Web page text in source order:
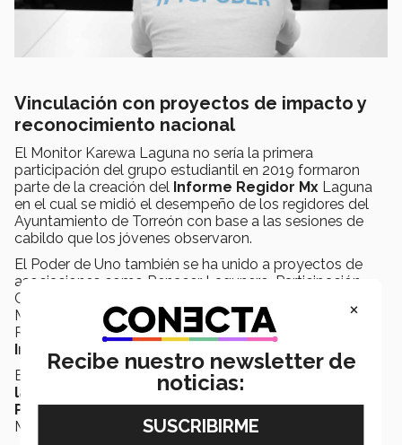
Vinculación con proyectos de impacto y
reconocimiento nacional
El Monitor Karewa Laguna no sería la primera
participación del grupo estudiantil en 2019 formaron
parte de la creación del Informe Regidor Mx Laguna
en el cual se midió el desempeño de los regidores del
Ayuntamiento de Torreón con base a las sesiones de
cabildo que los jóvenes observaron.
El Poder de Uno también se ha unido a proyectos de
asociaciones como Renacer Lagunero, Participación
Ciudadana 29, Red de Mujeres de La Laguna, Casa de
Música de Torreón, Coparmex Laguna, Alzando Voces,
Red es Poder,Mexicanos Contra la Corrupción y la
Impunidad e Impunidad Cero.
El año pasado el grupo obtuvo el Reconocimiento a
las Mejores Prácticas Universitarias en la
Promoción de Ciudadaníapor parte del Centro
Mexicano para la Filantropía (Cemefi) A.C.
×
Recibe nuestro newsletter de
noticias: